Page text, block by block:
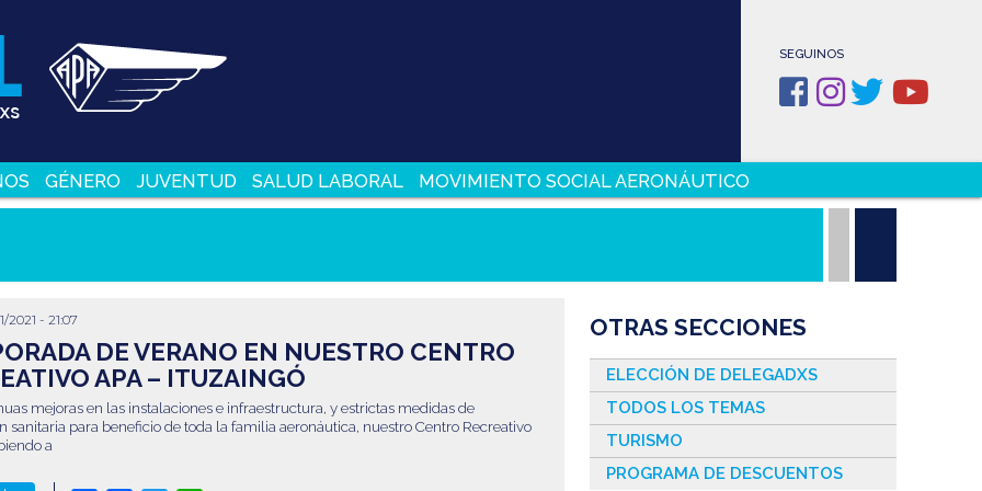
SEGUINOS
GÉNERO JUVENTUD SALUD LABORAL MOVIMIENTO SOCIAL AERONÁUTICO
2021 - 21:07
DE VERANO EN NUESTRO CENTRO
APA – ITUZAINGÓ
mejoras en las instalaciones e infraestructura, y estrictas medidas de
sanitaria para beneficio de toda la familia aeronáutica, nuestro Centro Recreativo
a
OTRAS SECCIONES
ELECCIÓN DE DELEGADXS
TODOS LOS TEMAS
TURISMO
PROGRAMA DE DESCUENTOS